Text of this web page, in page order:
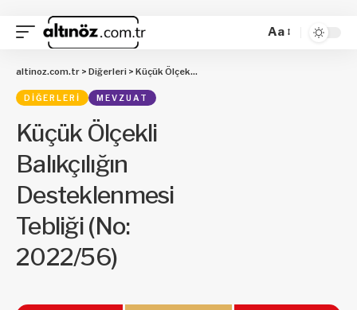
Aa
altinoz.com.tr > Diğerleri > Küçük Ölçekli Balıkçılığın Desteklenmesi Tebliği (No: 2022/56)
DIĞERLERI MEVZUAT
Küçük Ölçekli
Balıkçılığın
Desteklenmesi
Tebliği (No:
2022/56)